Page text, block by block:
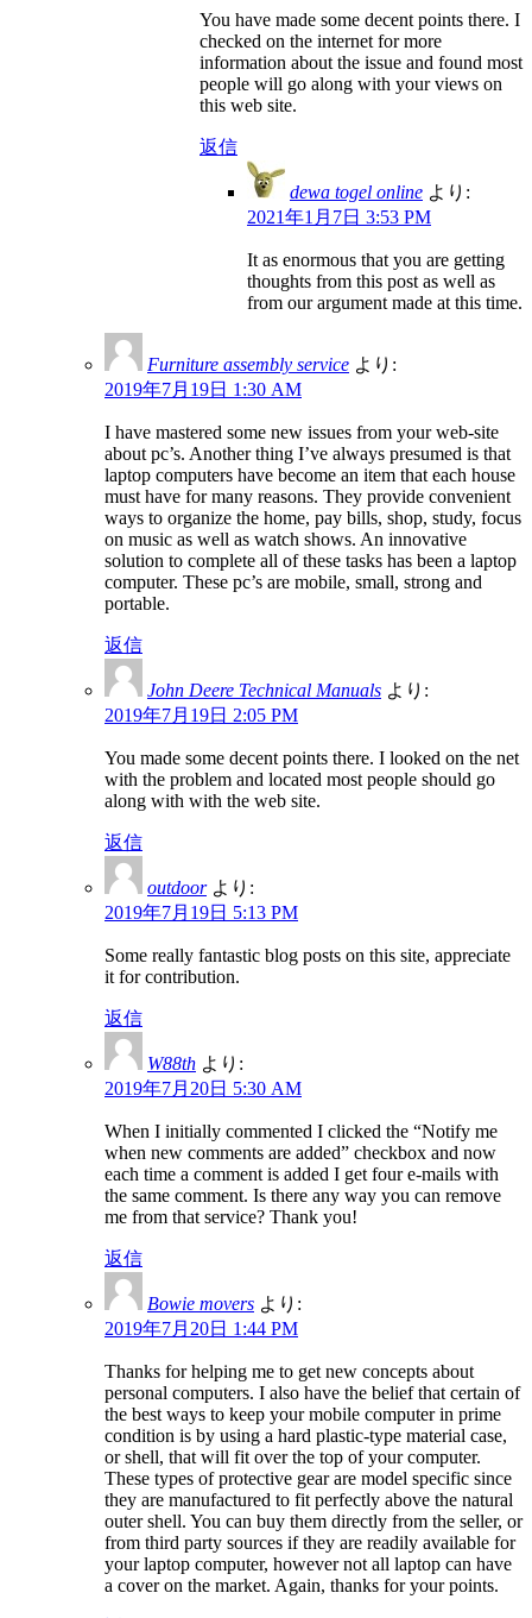
You have made some decent points there. I
checked on the internet for more
information about the issue and found most
people will go along with your views on
this web site.
返信
dewa togel online より:
2021年1月7日 3:53 PM
It as enormous that you are getting
thoughts from this post as well as
from our argument made at this time.
Furniture assembly service より:
2019年7月19日 1:30 AM
I have mastered some new issues from your web-site
about pc’s. Another thing I’ve always presumed is that
laptop computers have become an item that each house
must have for many reasons. They provide convenient
ways to organize the home, pay bills, shop, study, focus
on music as well as watch shows. An innovative
solution to complete all of these tasks has been a laptop
computer. These pc’s are mobile, small, strong and
portable.
返信
John Deere Technical Manuals より:
2019年7月19日 2:05 PM
You made some decent points there. I looked on the net
with the problem and located most people should go
along with with the web site.
返信
outdoor より:
2019年7月19日 5:13 PM
Some really fantastic blog posts on this site, appreciate
it for contribution.
返信
W88th より:
2019年7月20日 5:30 AM
When I initially commented I clicked the “Notify me
when new comments are added” checkbox and now
each time a comment is added I get four e-mails with
the same comment. Is there any way you can remove
me from that service? Thank you!
返信
Bowie movers より:
2019年7月20日 1:44 PM
Thanks for helping me to get new concepts about
personal computers. I also have the belief that certain of
the best ways to keep your mobile computer in prime
condition is by using a hard plastic-type material case,
or shell, that will fit over the top of your computer.
These types of protective gear are model specific since
they are manufactured to fit perfectly above the natural
outer shell. You can buy them directly from the seller, or
from third party sources if they are readily available for
your laptop computer, however not all laptop can have
a cover on the market. Again, thanks for your points.